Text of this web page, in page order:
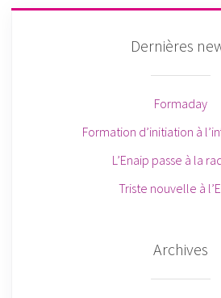
Dernières
Formaday
Formation d’initiation à
L’Enaip passe à la
Triste nouvelle à
Archives